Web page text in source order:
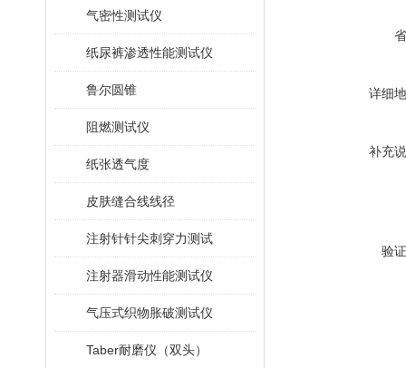
气密性测试仪
纸尿裤渗透性能测试仪
鲁尔圆锥
阻燃测试仪
纸张透气度
皮肤缝合线线径
注射针针尖刺穿力测试
注射器滑动性能测试仪
气压式织物胀破测试仪
Taber耐磨仪（双头）
详细
补充
验